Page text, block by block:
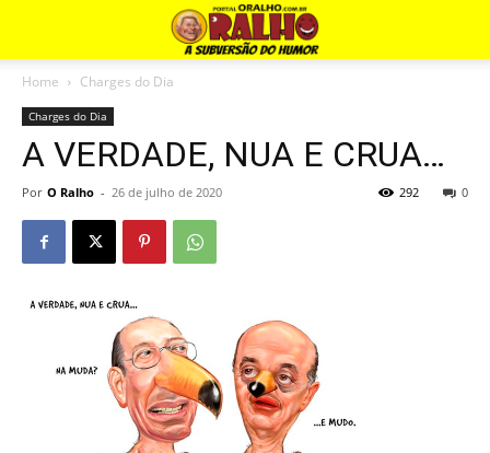
Home Charges do Dia
Charges do Dia
A VERDADE, NUA E CRUA…
Por O Ralho - 26 de julho de 2020 0
292